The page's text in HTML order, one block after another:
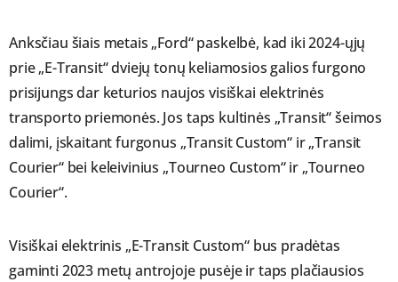
Anksčiau šiais metais „Ford“ paskelbė, kad iki 2024-ųjų
prie „E-Transit“ dviejų tonų keliamosios galios furgono
prisijungs dar keturios naujos visiškai elektrinės
transporto priemonės. Jos taps kultinės „Transit“ šeimos
dalimi, įskaitant furgonus „Transit Custom“ ir „Transit
Courier“ bei keleivinius „Tourneo Custom“ ir „Tourneo
Courier“.
Visiškai elektrinis „E-Transit Custom“ bus pradėtas
gaminti 2023 metų antrojoje pusėje ir taps plačiausios